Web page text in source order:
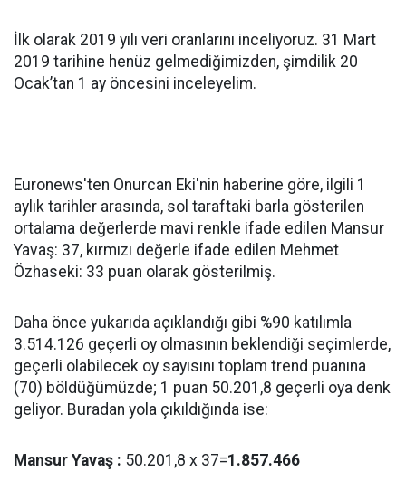
İlk olarak 2019 yılı veri oranlarını inceliyoruz. 31 Mart
2019 tarihine henüz gelmediğimizden, şimdilik 20
Ocak’tan 1 ay öncesini inceleyelim.
Euronews'ten Onurcan Eki'nin haberine göre, ilgili 1
aylık tarihler arasında, sol taraftaki barla gösterilen
ortalama değerlerde mavi renkle ifade edilen Mansur
Yavaş: 37, kırmızı değerle ifade edilen Mehmet
Özhaseki: 33 puan olarak gösterilmiş.
Daha önce yukarıda açıklandığı gibi %90 katılımla
3.514.126 geçerli oy olmasının beklendiği seçimlerde,
geçerli olabilecek oy sayısını toplam trend puanına
(70) böldüğümüzde; 1 puan 50.201,8 geçerli oya denk
geliyor. Buradan yola çıkıldığında ise:
Mansur Yavaş : 50.201,8 x 37=1.857.466